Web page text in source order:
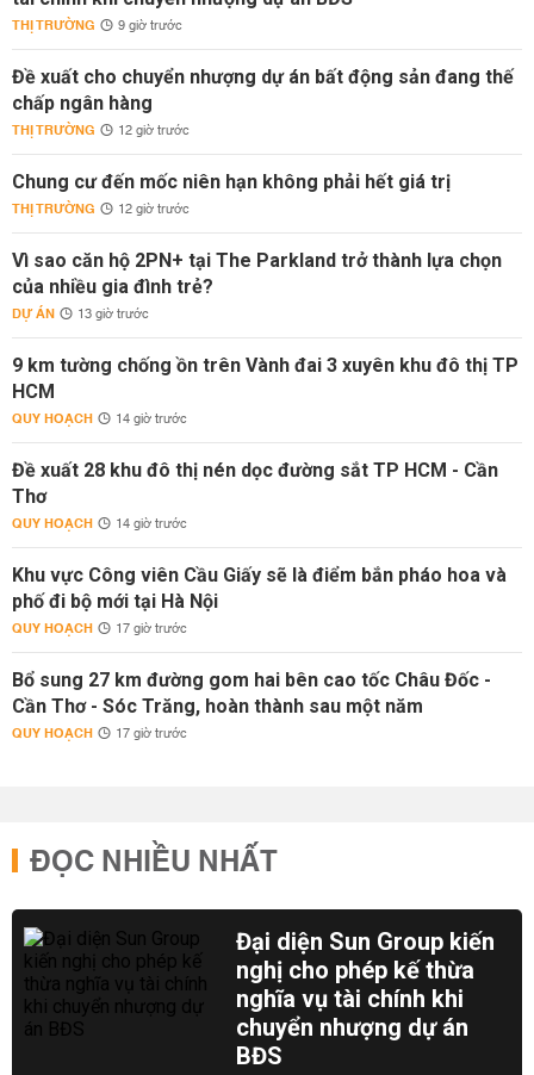
THỊ TRƯỜNG 9 giờ trước
Đề xuất cho chuyển nhượng dự án bất động sản đang thế
chấp ngân hàng
THỊ TRƯỜNG 12 giờ trước
Chung cư đến mốc niên hạn không phải hết giá trị
THỊ TRƯỜNG 12 giờ trước
Vì sao căn hộ 2PN+ tại The Parkland trở thành lựa chọn
của nhiều gia đình trẻ?
DỰ ÁN 13 giờ trước
9 km tường chống ồn trên Vành đai 3 xuyên khu đô thị TP
HCM
QUY HOẠCH 14 giờ trước
Đề xuất 28 khu đô thị nén dọc đường sắt TP HCM - Cần
Thơ
QUY HOẠCH 14 giờ trước
Khu vực Công viên Cầu Giấy sẽ là điểm bắn pháo hoa và
phố đi bộ mới tại Hà Nội
QUY HOẠCH 17 giờ trước
Bổ sung 27 km đường gom hai bên cao tốc Châu Đốc -
Cần Thơ - Sóc Trăng, hoàn thành sau một năm
QUY HOẠCH 17 giờ trước
ĐỌC NHIỀU NHẤT
Đại diện Sun Group kiến
nghị cho phép kế thừa
nghĩa vụ tài chính khi
chuyển nhượng dự án
BĐS